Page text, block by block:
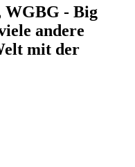
WGBG - Big
andere
mit der